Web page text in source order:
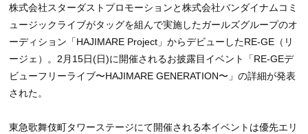
株式会社スターダストプロモーションと株式会社バンダイナムコミ
ュージックライブがタッグを組んで実施したガールズグループのオ
ーディション「HAJIMARE Project」からデビューしたRE-GE（リ
ージェ）。2月15日(日)に開催されるお披露目イベント「RE-GEデ
ビューフリーライブ〜HAJIMARE GENERATION〜」の詳細が発表
された。
東急歌舞伎町タワーステージにて開催される本イベントは優先エリ